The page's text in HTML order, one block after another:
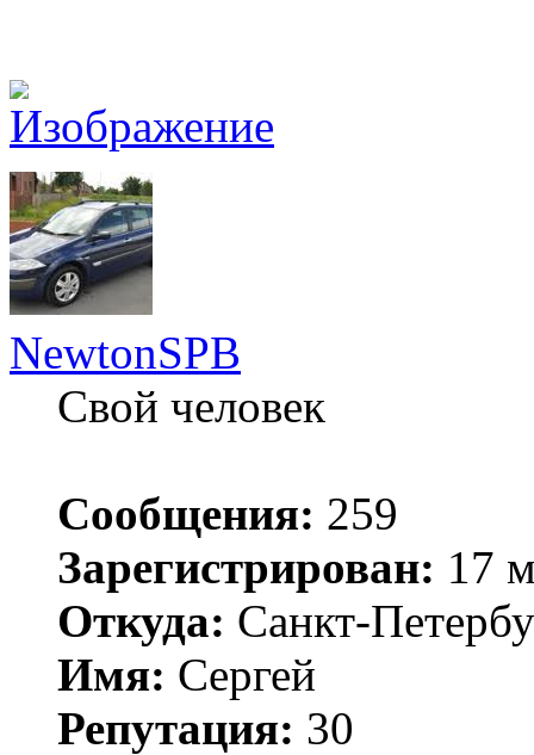
NewtonSPB
Свой человек
Сообщения: 259
Зарегистрирован: 17
Откуда: Санкт-
Имя: Сергей
Репутация: 30